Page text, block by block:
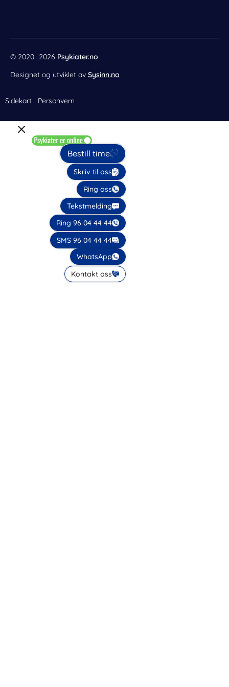
© 2020 -2026 Psykiater.no
Designet og utviklet av Sysinn.no
Sidekart Personvern
Bestill time
Skriv til oss
Ring oss
Tekstmelding
Ring 96 04 44 44
SMS 96 04 44 44
WhatsApp
Kontakt oss